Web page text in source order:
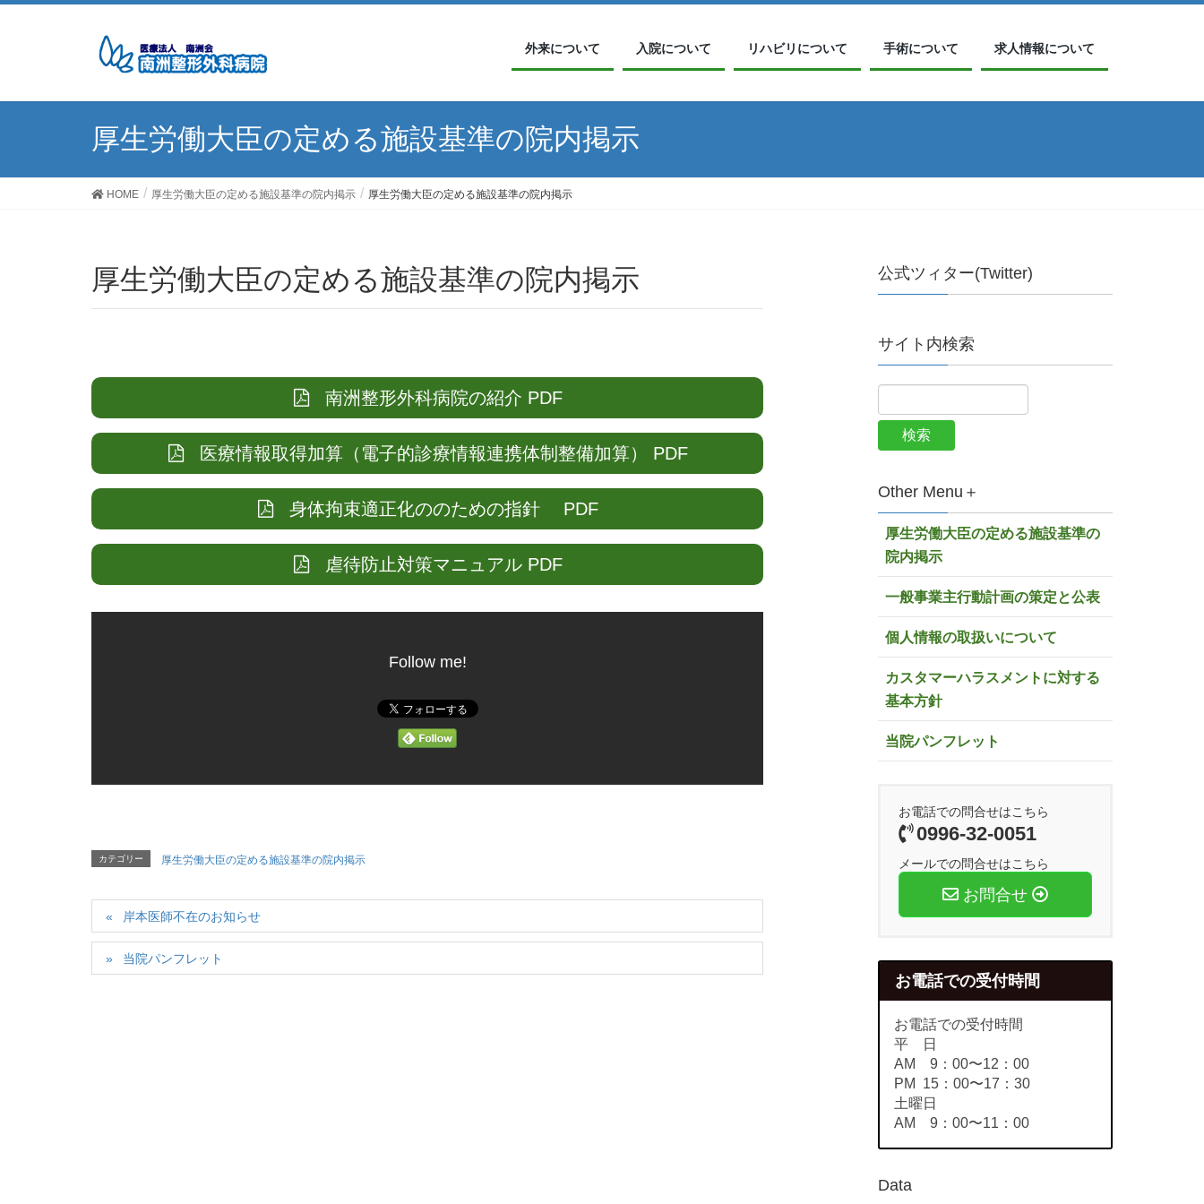
外来について 入院について リハビリについて 手術について 求人情報について
厚生労働大臣の定める施設基準の院内掲示
HOME 厚生労働大臣の定める施設基準の院内掲示 厚生労働大臣の定める施設基準の院内掲示
厚生労働大臣の定める施設基準の院内掲示
南洲整形外科病院の紹介 PDF
医療情報取得加算（電子的診療情報連携体制整備加算） PDF
身体拘束適正化ののための指針 PDF
虐待防止対策マニュアル PDF
Follow me!
カテゴリー 厚生労働大臣の定める施設基準の院内掲示
岸本医師不在のお知らせ
当院パンフレット
公式ツィター(Twitter)
サイト内検索
Other Menu＋
厚生労働大臣の定める施設基準の
院内掲示
一般事業主行動計画の策定と公表
個人情報の取扱いについて
カスタマーハラスメントに対する
基本方針
当院パンフレット
お電話での問合せはこちら
0996-32-0051
メールでの問合せはこちら
お問合せ
お電話での受付時間
お電話での受付時間
平 日
AM 9：00〜12：00
PM 15：00〜17：30
土曜日
AM 9：00〜11：00
Data